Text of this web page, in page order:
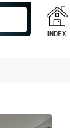
INDEX